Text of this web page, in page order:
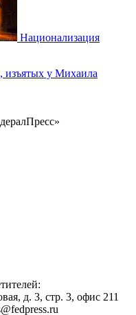
Национализация
у Михаила
д. 3, стр. 3, офис 211